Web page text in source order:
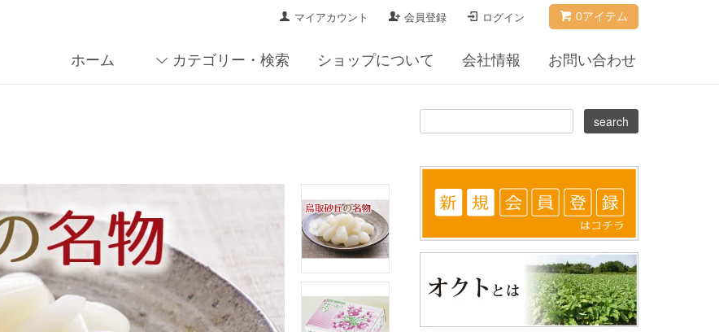
0アイテム
マイアカウント 会員登録 ログイン
ホーム カテゴリー・検索 ショップについて 会社情報 お問い合わせ